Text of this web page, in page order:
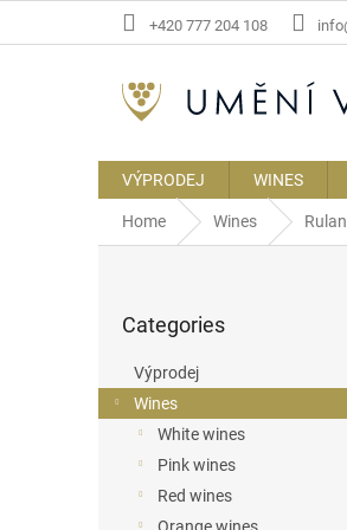
+420 777 204 108
VÝPRODEJ WINES
Home Wines
a
r
categories
Categories
Výprodej
Wines
White wines
Pink wines
Red wines